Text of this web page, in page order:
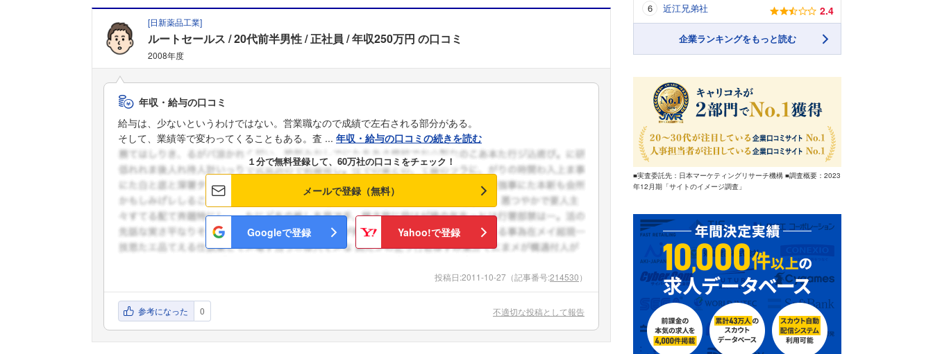
[日新薬品工業]
ルートセールス 20代前半男性 正社員 年収250万円 の口コミ
2008年度
年収・給与の口コミ
給与は、少ないというわけではない。営業職なので成績で左右される部分がある。
そして、業績等で変わってくることもある。査 ... 年収・給与の口コミの続きを読む
１分で無料登録して、60万社の口コミをチェック！
メールで登録（無料）
Googleで登録 Yahoo!で登録
投稿日:2011-10-27 （記事番号:214530）
参考になった 0 不適切な投稿として報告
近江兄弟社 2.4
企業ランキングをもっと読む
■実査委託先：日本マーケティングリサーチ機構 ■調査概要：2023
年12月期「サイトのイメージ調査」